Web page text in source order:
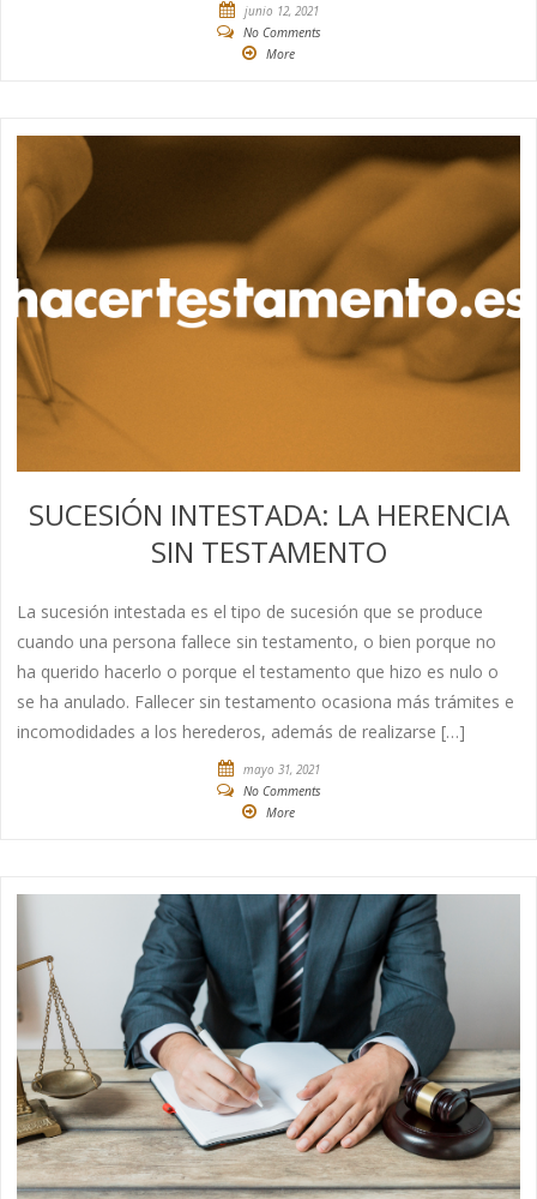
junio 12, 2021
No Comments
More
SUCESIÓN INTESTADA: LA HERENCIA
SIN TESTAMENTO
La sucesión intestada es el tipo de sucesión que se produce
cuando una persona fallece sin testamento, o bien porque no
ha querido hacerlo o porque el testamento que hizo es nulo o
se ha anulado. Fallecer sin testamento ocasiona más trámites e
incomodidades a los herederos, además de realizarse […]
mayo 31, 2021
No Comments
More